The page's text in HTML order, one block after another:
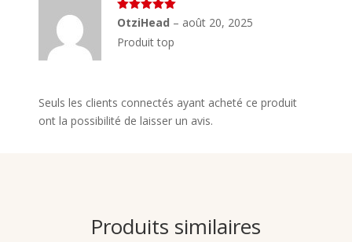
Note5sur
OtziHead – août 20, 2025
Produit top
Seuls les clients connectés ayant acheté ce produit
ont la possibilité de laisser un avis.
Produits similaires